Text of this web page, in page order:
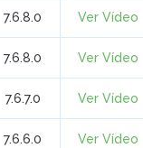
7.6.8.0 Ver Vídeo
7.6.8.0 Ver Vídeo
7.6.7.0 Ver Vídeo
7.6.6.0 Ver Vídeo